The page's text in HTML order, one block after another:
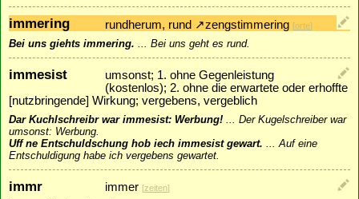
immering rundherum, rund ↗zengstimmering [orte]
Bei uns giehts immering. ... Bei uns geht es rund.
immesist
umsonst; 1. ohne Gegenleistung
(kostenlos); 2. ohne die erwartete oder erhoffte
[nutzbringende] Wirkung; vergebens, vergeblich
Dar Kuchlschreibr war immesist: Werbung! ... Der Kugelschreiber war
umsonst: Werbung.
Uff ne Entschuldschung hob iech immesist gewart. ...Auf eine
Entschuldigung habe ich vergebens gewartet.
immr immer [zeiten]